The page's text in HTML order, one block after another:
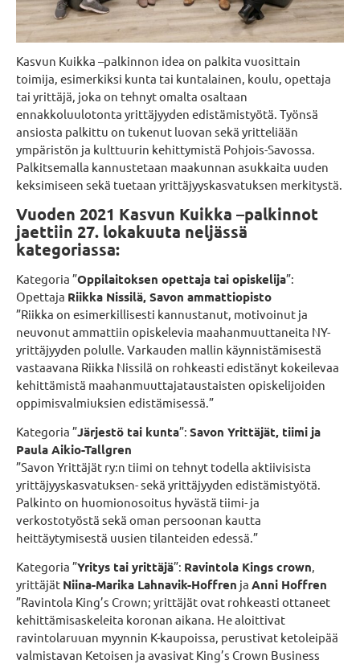
Kasvun Kuikka –palkinnon idea on palkita vuosittain
toimija, esimerkiksi kunta tai kuntalainen, koulu, opettaja
tai yrittäjä, joka on tehnyt omalta osaltaan
ennakkoluulotonta yrittäjyyden edistämistyötä. Työnsä
ansiosta palkittu on tukenut luovan sekä yritteliään
ympäristön ja kulttuurin kehittymistä Pohjois-Savossa.
Palkitsemalla kannustetaan maakunnan asukkaita uuden
keksimiseen sekä tuetaan yrittäjyyskasvatuksen merkitystä.
Vuoden 2021 Kasvun Kuikka –palkinnot
jaettiin 27. lokakuuta neljässä
kategoriassa:
Kategoria ”Oppilaitoksen opettaja tai opiskelija”:
Opettaja Riikka Nissilä, Savon ammattiopisto
”Riikka on esimerkillisesti kannustanut, motivoinut ja
neuvonut ammattiin opiskelevia maahanmuuttaneita NY-
yrittäjyyden polulle. Varkauden mallin käynnistämisestä
vastaavana Riikka Nissilä on rohkeasti edistänyt kokeilevaa
kehittämistä maahanmuuttajataustaisten opiskelijoiden
oppimisvalmiuksien edistämisessä.”
Kategoria ”Järjestö tai kunta”: Savon Yrittäjät, tiimi ja
Paula Aikio-Tallgren
”Savon Yrittäjät ry:n tiimi on tehnyt todella aktiivisista
yrittäjyyskasvatuksen- sekä yrittäjyyden edistämistyötä.
Palkinto on huomionosoitus hyvästä tiimi- ja
verkostotyöstä sekä oman persoonan kautta
heittäytymisestä uusien tilanteiden edessä.”
Kategoria ”Yritys tai yrittäjä”: Ravintola Kings crown,
yrittäjät Niina-Marika Lahnavik-Hoffren ja Anni Hoffren
”Ravintola King’s Crown; yrittäjät ovat rohkeasti ottaneet
kehittämisaskeleita koronan aikana. He aloittivat
ravintolaruuan myynnin K-kaupoissa, perustivat ketoleipää
valmistavan Ketoisen ja avasivat King’s Crown Business